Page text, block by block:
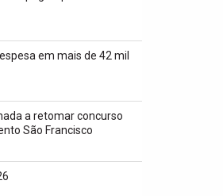
em mais de 42 mil
a retomar concurso
São Francisco